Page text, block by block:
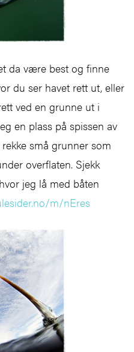
da være best og finne
du ser havet rett ut, eller
ved en grunne ut i
en plass på spissen av
små grunner som
overflaten. Sjekk
jeg lå med båten
m/nEres